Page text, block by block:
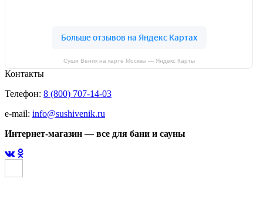
Суши Веник на карте Москвы — Яндекс Карты
Контакты
Телефон: 8 (800) 707-14-03
e-mail: info@sushivenik.ru
Интернет-магазин — все для бани и сауны